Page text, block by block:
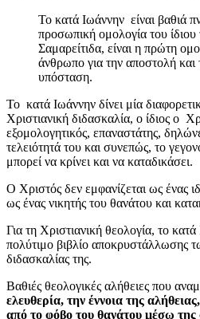
Το κατά Ιωάννην είναι βαθιά
προσωπική ομολογία του
Σαμαρείτιδα, είναι η πρώτη
άνθρωπο για την αποστολή και
υπόσταση.
Το κατά Ιωάννην δίνει μία
Χριστιανική διδασκαλία, ο ίδιος ο
εξομολογητικός, επαναστάτης,
τελειότητά του και συνεπώς, το
μπορεί να κρίνει και να καταδικάσει.
Ο Χριστός δεν εμφανίζεται ως ένας
ως ένας νικητής του θανάτου και
Για τη Χριστιανική θεολογία, το
πολύτιμο βιβλίο αποκρυστάλλωσης
διδασκαλίας της.
Βαθιές θεολογικές αλήθειες που
ελευθερία, την έννοια της
από το φόβο του θανάτου μέσω της